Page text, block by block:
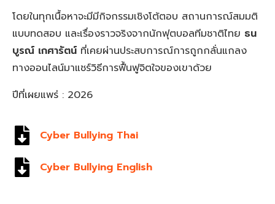
โดยในทุกเนื้อหาจะมีมีกิจกรรมเชิงโต้ตอบ สถานการณ์สมมติ
แบบทดสอบ และเรื่องราวจริงจากนักฟุตบอลทีมชาติไทย ธน
บูรณ์ เกศารัตน์ ที่เคยผ่านประสบการณ์การถูกกลั่นแกลง
ทางออนไลน์มาแชร์วิธีการฟื้นฟูจิตใจของเขาด้วย
ปีที่เผยแพร่ : 2026
Cyber Bullying Thai
Cyber Bullying English